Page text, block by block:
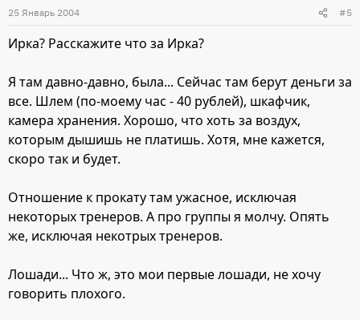
25 Январь 2004 #5
Ирка? Расскажите что за Ирка?
Я там давно-давно, была... Сейчас там берут деньги за
все. Шлем (по-моему час - 40 рублей), шкафчик,
камера хранения. Хорошо, что хоть за воздух,
которым дышишь не платишь. Хотя, мне кажется,
скоро так и будет.
Отношение к прокату там ужасное, исключая
некоторых тренеров. А про группы я молчу. Опять
же, исключая некотрых тренеров.
Лошади... Что ж, это мои первые лошади, не хочу
говорить плохого.